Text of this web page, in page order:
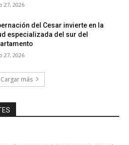
27, 2026
del Cesar invierte en la
especializada del sur del
27, 2026
Cargar más